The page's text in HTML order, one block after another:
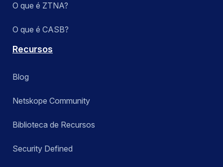
O que é ZTNA?
O que é CASB?
Recursos
Blog
Netskope Community
Biblioteca de Recursos
Security Defined